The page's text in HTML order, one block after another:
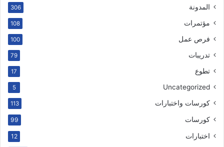
المدونة 306
مؤتمرات 108
فرص عمل 100
تدريبات 79
تطوع 17
Uncategorized
5
كورسات واختبارات 113
كورسات 99
اختبارات 12